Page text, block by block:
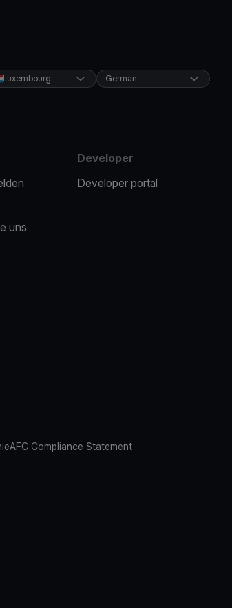
Luxembourg German
uns
Developer
Developer portal
AFC Compliance Statement